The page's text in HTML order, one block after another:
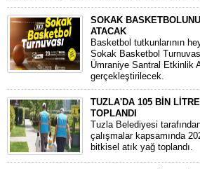
SOKAK
ATACAK
Basketbol tutkunlarının
Sokak Basketbol
Ümraniye Santral Etkinlik
gerçekleştirilecek.
TUZLA'DA 105 BİN
TOPLANDI
Tuzla Belediyesi
çalışmalar kapsamında
bitkisel atık yağ toplandı.